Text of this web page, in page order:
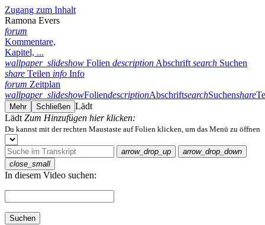
Zugang zum Inhalt
Ramona Evers
forum
Kommentare,
Kapitel, ...
wallpaper_slideshow Folien description Abschrift search Suchen
share Teilen info Info
forum Zeitplan
wallpaper_slideshowFoliendescriptionAbschriftsearchSuchenshare
Mehr Schließen Lädt
Lädt Zum Hinzufügen hier klicken:
Du kannst mit der rechten Maustaste auf Folien klicken, um das Menü zu öffnen
arrow_drop_up
arrow_drop_down
close_small
In diesem Video suchen:
Suchen